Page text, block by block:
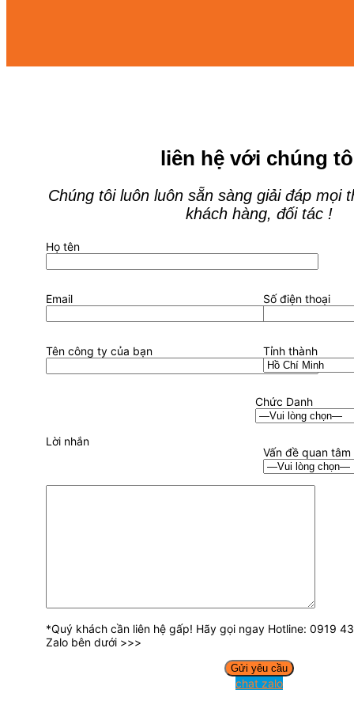
liên hệ với chúng
Chúng tôi luôn luôn sẵn sàng giải đáp mọi
khách hàng, đối tác !
Họ tên
Email Số điện thoại
Tên công ty của bạn Tỉnh thành
Chức Danh
Vấn đề quan tâm
Lời nhắn
*Quý khách cần liên hệ gấp! Hãy gọi ngay Hotline: 0919
Zalo bên dưới >>>
chat zalo